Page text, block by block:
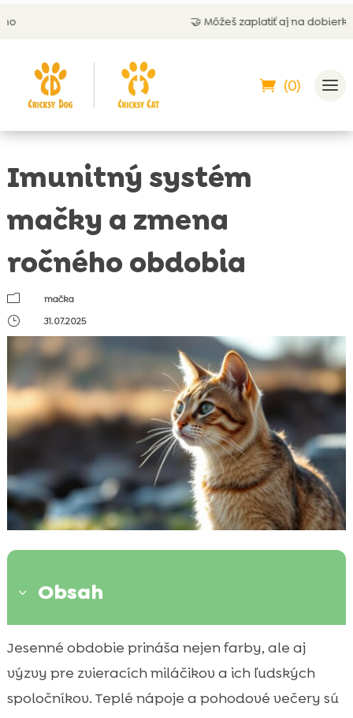
🤝 Môžeš zaplatiť aj na dobierku
(0)
Imunitný systém
mačky a zmena
ročného obdobia
m
mačka
}
31.07.2025
3 Obsah
 Imunitný systém mačiek: Úvod
 Príprava na zmenu ročného obdobia
 Vplyv chladného počasia na imunitu
Jesenné obdobie prináša nejen farby, ale aj
výzvy pre zvieracích miláčikov a ich ľudských
spoločníkov. Teplé nápoje a pohodové večery sú